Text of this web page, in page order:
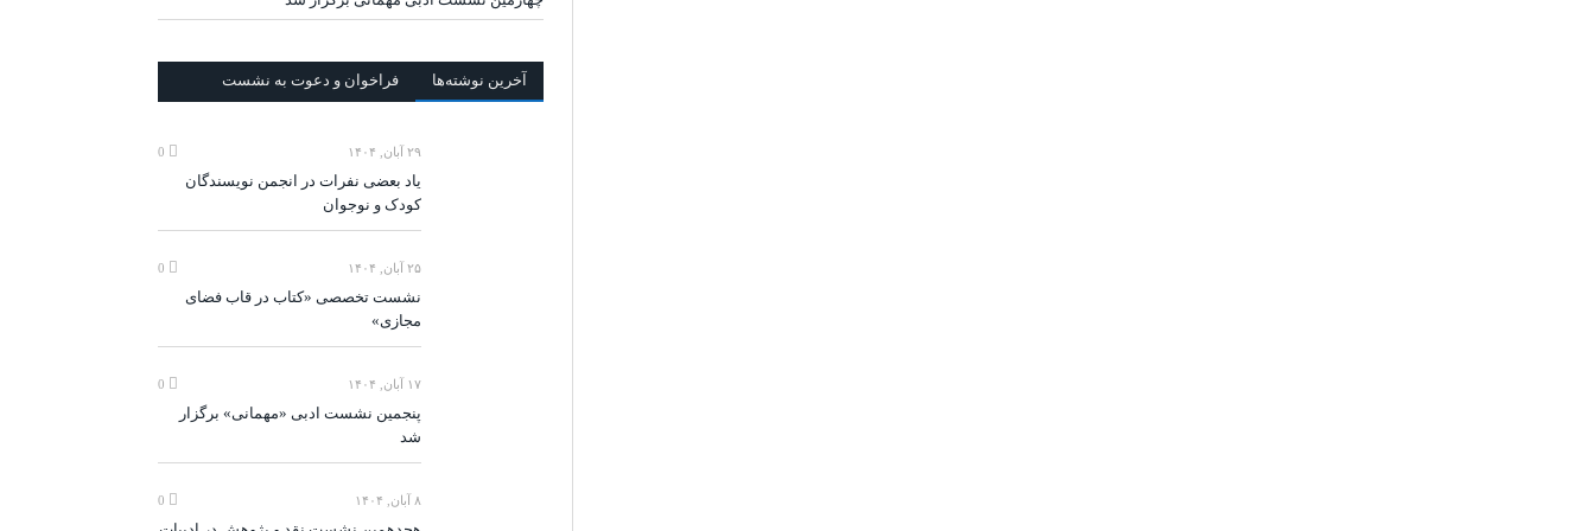
آخرين‌ نوشته‌ها فراخوان و دعوت به نشست
۲۹ آبان, ۱۴۰۴
یاد بعضی نفرات در انجمن نویسندگان
کودک و نوجوان
۲۵ آبان, ۱۴۰۴
نشست تخصصی «کتاب در قاب فضای
مجازی»
۱۷ آبان, ۱۴۰۴
پنجمین نشست ادبی «مهمانی» برگزار
شد
۸ آبان, ۱۴۰۴